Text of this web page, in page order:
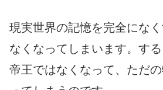
現実世界の記憶を完全にな
なくなってしまいます。す
帝王ではなくなって、ただ